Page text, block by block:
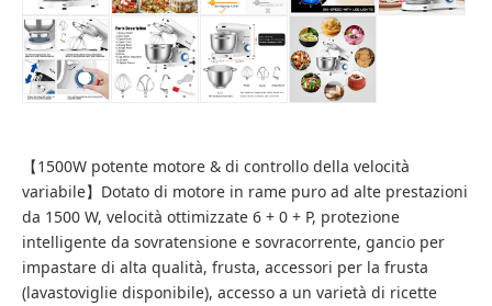
【1500W potente motore & di controllo della velocità
variabile】Dotato di motore in rame puro ad alte prestazioni
da 1500 W, velocità ottimizzate 6 + 0 + P, protezione
intelligente da sovratensione e sovracorrente, gancio per
impastare di alta qualità, frusta, accessori per la frusta
(lavastoviglie disponibile), accesso a un varietà di ricette